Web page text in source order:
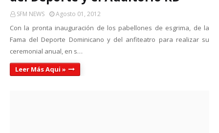
SFM NEWS Agosto 01, 2012
Con la pronta inauguración de los pabellones de esgrima, de la
Fama del Deporte Dominicano y del anfiteatro para realizar su
ceremonial anual, en s…
Leer Más Aqui »